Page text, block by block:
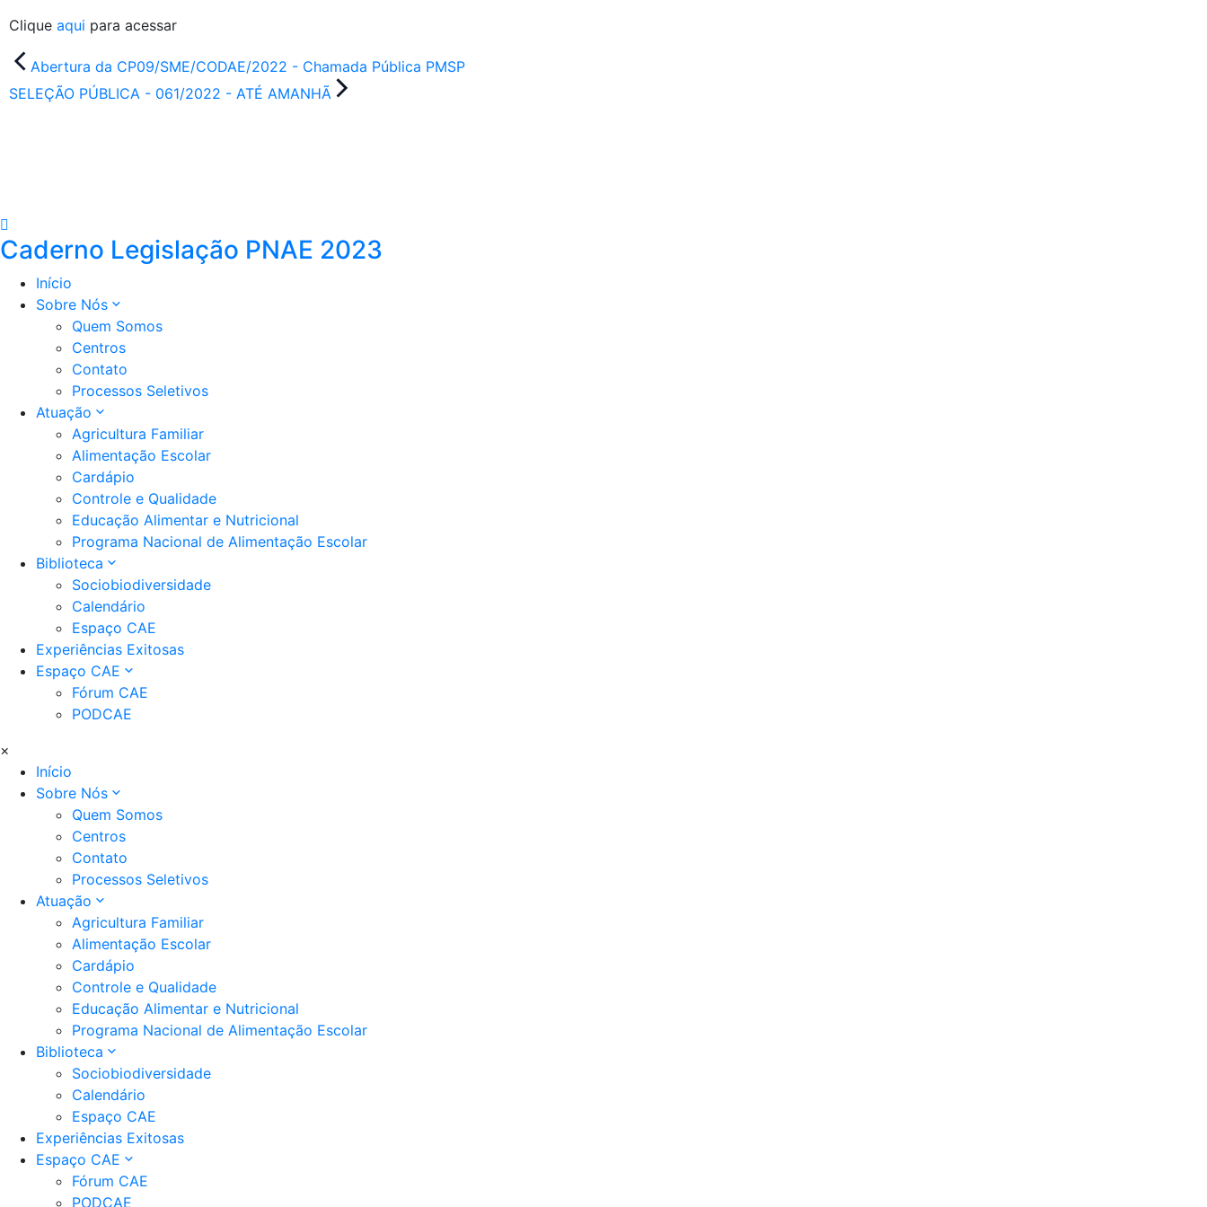
Clique aqui para acessar
Navegação
de
Abertura da CP09/SME/CODAE/2022 - Chamada Pública PMSP
SELEÇÃO PÚBLICA - 061/2022 - ATÉ AMANHÃ
Caderno Legislação PNAE 2023
Início
Sobre Nós
Quem Somos
Centros
Contato
Processos Seletivos
Atuação
Agricultura Familiar
Alimentação Escolar
Cardápio
Controle e Qualidade
Educação Alimentar e Nutricional
Programa Nacional de Alimentação Escolar
Biblioteca
Sociobiodiversidade
Calendário
Espaço CAE
Experiências Exitosas
Espaço CAE
Fórum CAE
PODCAE
×
Início
Sobre Nós
Quem Somos
Centros
Contato
Processos Seletivos
Atuação
Agricultura Familiar
Alimentação Escolar
Cardápio
Controle e Qualidade
Educação Alimentar e Nutricional
Programa Nacional de Alimentação Escolar
Biblioteca
Sociobiodiversidade
Calendário
Espaço CAE
Experiências Exitosas
Espaço CAE
Fórum CAE
PODCAE